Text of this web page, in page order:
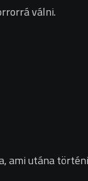
válni.
ami utána